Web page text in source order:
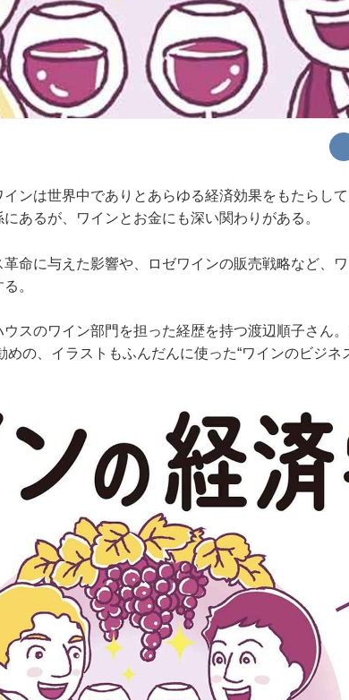
ンは世界中でありとあらゆる経済効果をもたらし
あるが、ワインとお金にも深い関わりがある。
命に与えた影響や、ロゼワインの販売戦略など、
。
スのワイン部門を担った経歴を持つ渡辺順子さん
の、イラストもふんだんに使った“ワインのビジネ